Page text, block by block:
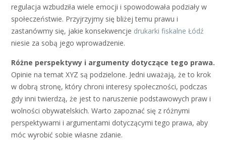
regulacja wzbudziła wiele emocji i spowodowała podziały w
społeczeństwie. Przyjrzyjmy się bliżej temu prawu i
zastanówmy się, jakie konsekwencje drukarki fiskalne Łódź
niesie za sobą jego wprowadzenie.
Różne perspektywy i argumenty dotyczące tego prawa.
Opinie na temat XYZ są podzielone. Jedni uważają, że to krok
w dobrą stronę, który chroni interesy społeczności, podczas
gdy inni twierdzą, że jest to naruszenie podstawowych praw i
wolności obywatelskich. Warto zapoznać się z różnymi
perspektywami i argumentami dotyczącymi tego prawa, aby
móc wyrobić sobie własne zdanie.